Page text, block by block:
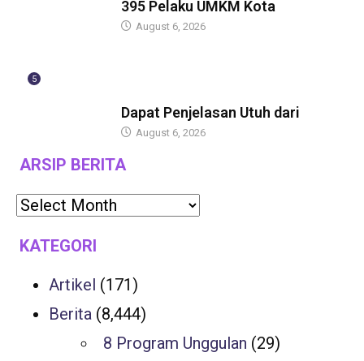
395 Pelaku UMKM Kota
August 6, 2026
5
Dapat Penjelasan Utuh dari
August 6, 2026
ARSIP BERITA
KATEGORI
Artikel (171)
Berita (8,444)
8 Program Unggulan (29)